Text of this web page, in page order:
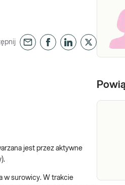
jest przez aktywne
w surowicy. W trakcie